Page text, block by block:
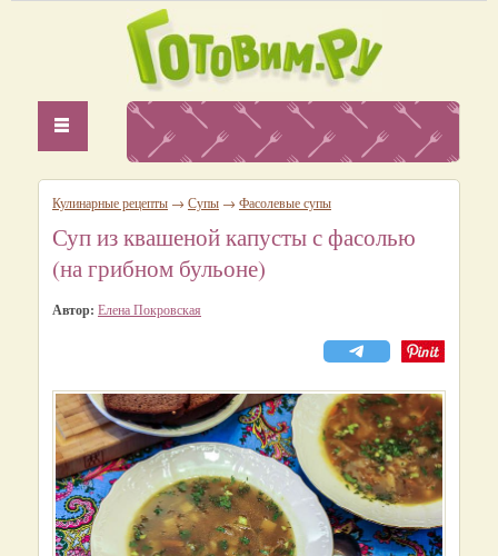
Кулинарные рецепты → Супы → Фасолевые супы
Суп из квашеной капусты с фасолью
(на грибном бульоне)
Автор: Елена Покровская